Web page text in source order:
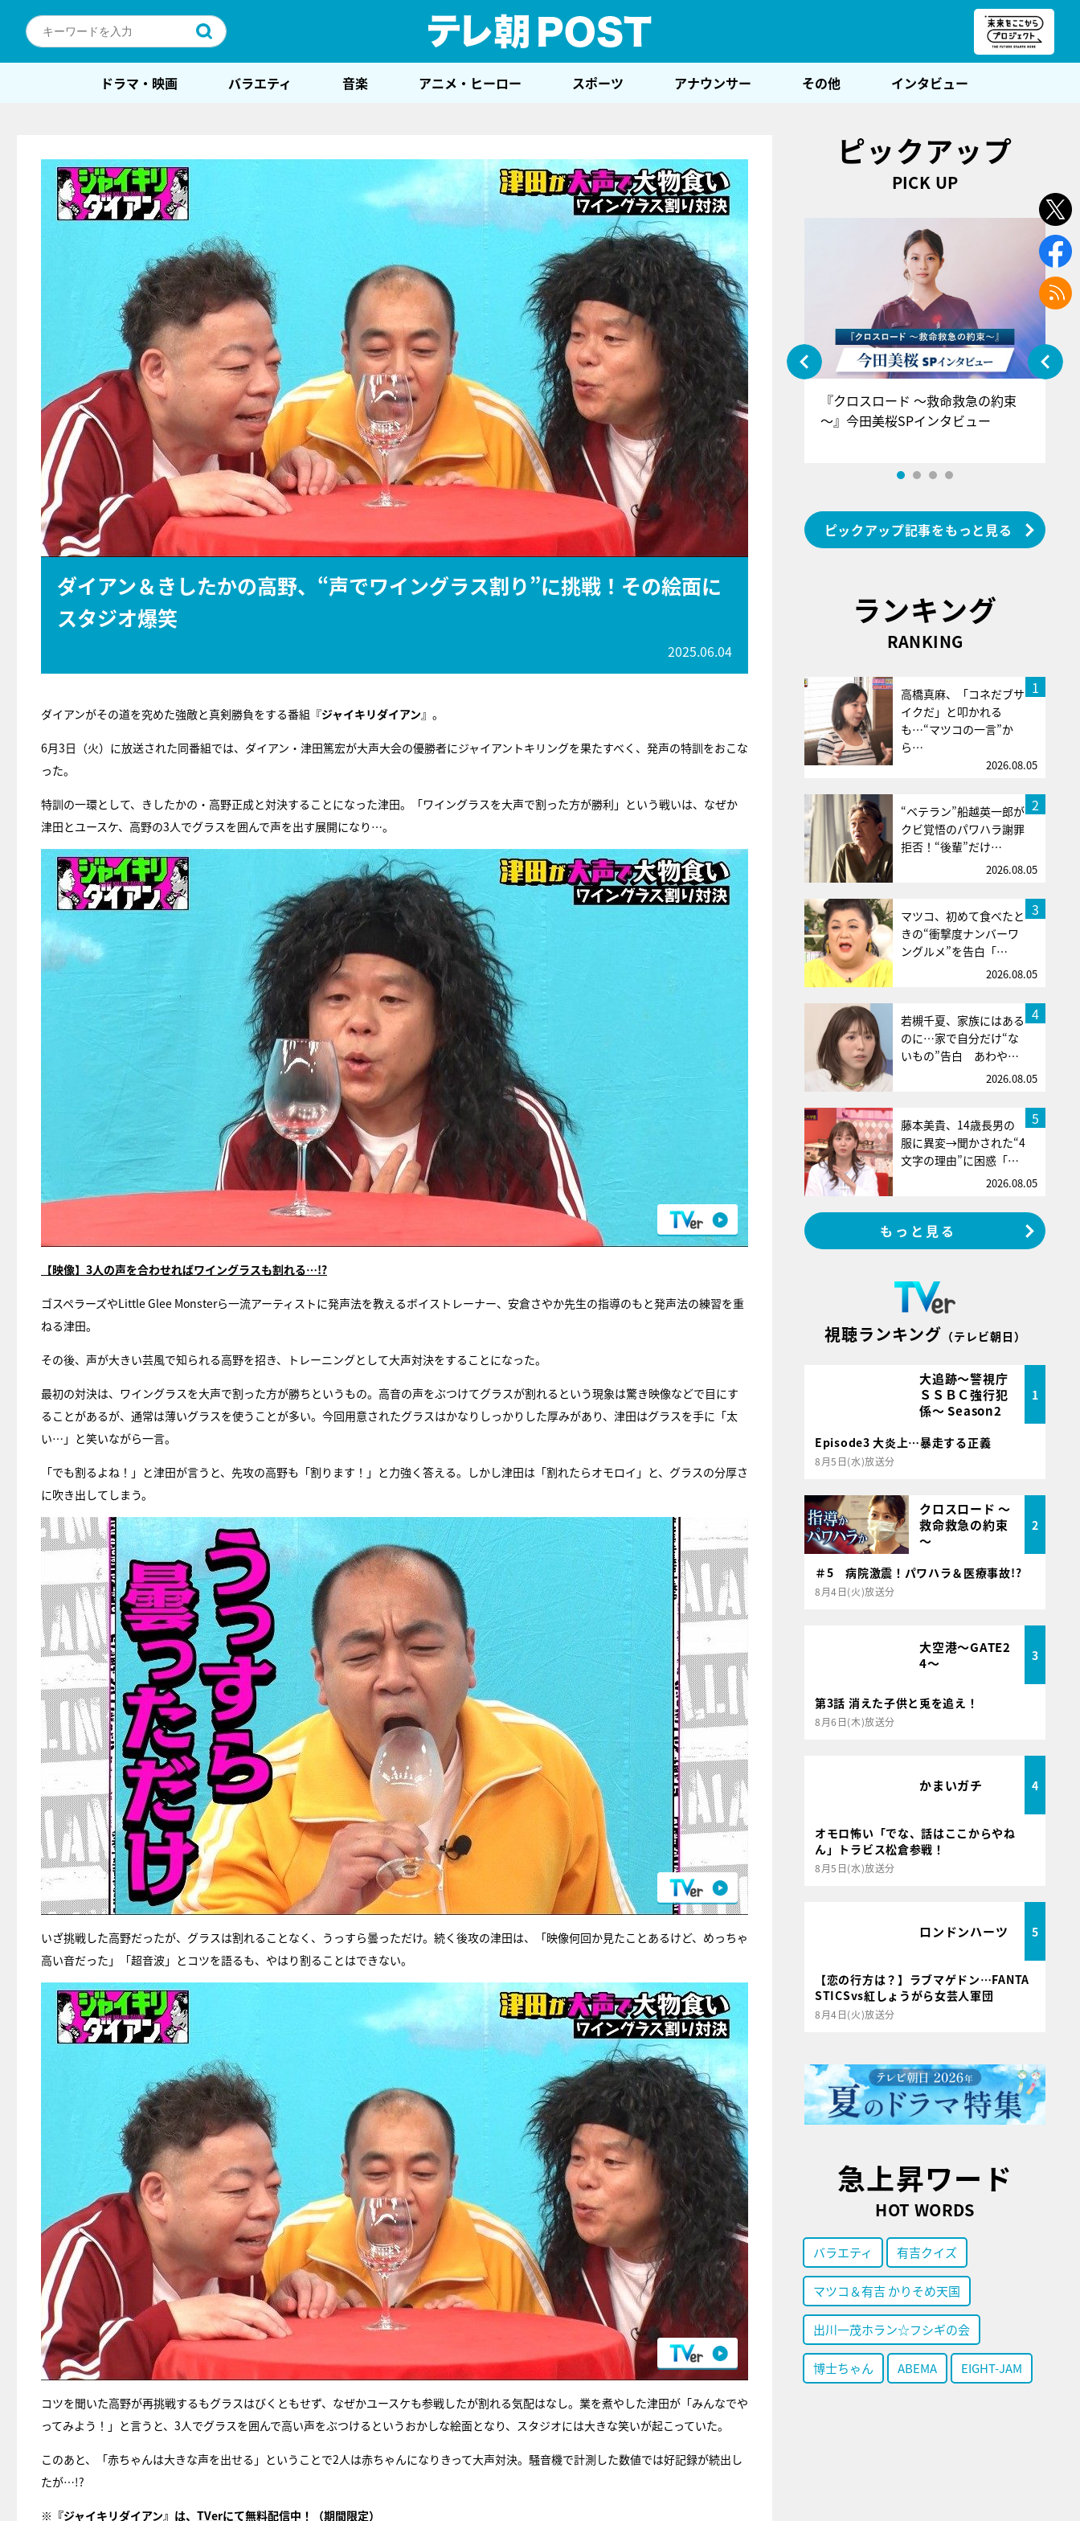
ドラマ・映画 バラエティ 音楽 アニメ・ヒーロー スポーツ アナウンサー その他 インタビュー
ダイアン＆きしたかの高野、“声でワイングラス割り”に挑戦！その絵面に
スタジオ爆笑
2025.06.04
ダイアンがその道を究めた強敵と真剣勝負をする番組『ジャイキリダイアン』。
6月3日（火）に放送された同番組では、ダイアン・津田篤宏が大声大会の優勝者にジャイアントキリングを果たすべく、発声の特訓をおこな
った。
特訓の一環として、きしたかの・高野正成と対決することになった津田。「ワイングラスを大声で割った方が勝利」という戦いは、なぜか
津田とユースケ、高野の3人でグラスを囲んで声を出す展開になり…。
【映像】3人の声を合わせればワイングラスも割れる…!?
ゴスペラーズやLittle Glee Monsterら一流アーティストに発声法を教えるボイストレーナー、安倉さやか先生の指導のもと発声法の練習を重
ねる津田。
その後、声が大きい芸風で知られる高野を招き、トレーニングとして大声対決をすることになった。
最初の対決は、ワイングラスを大声で割った方が勝ちというもの。高音の声をぶつけてグラスが割れるという現象は驚き映像などで目にす
ることがあるが、通常は薄いグラスを使うことが多い。今回用意されたグラスはかなりしっかりした厚みがあり、津田はグラスを手に「太
い…」と笑いながら一言。
「でも割るよね！」と津田が言うと、先攻の高野も「割ります！」と力強く答える。しかし津田は「割れたらオモロイ」と、グラスの分厚さ
に吹き出してしまう。
いざ挑戦した高野だったが、グラスは割れることなく、うっすら曇っただけ。続く後攻の津田は、「映像何回か見たことあるけど、めっちゃ
高い音だった」「超音波」とコツを語るも、やはり割ることはできない。
コツを聞いた高野が再挑戦するもグラスはびくともせず、なぜかユースケも参戦したが割れる気配はなし。業を煮やした津田が「みんなでや
ってみよう！」と言うと、3人でグラスを囲んで高い声をぶつけるというおかしな絵面となり、スタジオには大きな笑いが起こっていた。
このあと、「赤ちゃんは大きな声を出せる」ということで2人は赤ちゃんになりきって大声対決。騒音機で計測した数値では好記録が続出し
たが…!?
※『ジャイキリダイアン』は、 TVerにて無料配信中 ！（期間限定）
ピックアップ
PICK UP
『アイ＝ラブ！げーみんぐ』＝LOV
E齋藤樹愛羅＆佐々木舞香SPインタ
ビュー
『クロスロード ～救命救急の約束
～』今田美桜SPインタビュー
ピックアップ記事をもっと見る
ランキング
RANKING
1
高橋真麻、「コネだブサ
イクだ」と叩かれる
も…“マツコの一言”か
ら…
2026.08.05
2
“ベテラン”船越英一郎が
クビ覚悟のパワハラ謝罪
拒否！“後輩”だけ…
2026.08.05
3
マツコ、初めて食べたと
きの“衝撃度ナンバーワ
ングルメ”を告白「…
2026.08.05
4
若槻千夏、家族にはある
のに…家で自分だけ“な
いもの”告白 あわや…
2026.08.05
5
藤本美貴、14歳長男の
服に異変→聞かされた“4
文字の理由”に困惑「…
2026.08.05
もっと見る
視聴ランキング （テレビ朝日）
大追跡～警視庁
ＳＳＢＣ強行犯
係～ Season2
1
Episode3 大炎上…暴走する正義
8月5日(水)放送分
クロスロード ～
救命救急の約束
～
2
＃5 病院激震！パワハラ＆医療事故!?
8月4日(火)放送分
大空港～GATE2
4～
3
第3話 消えた子供と兎を追え！
8月6日(木)放送分
かまいガチ 4
オモロ怖い「でな、話はここからやね
ん」トラビス松倉参戦！
8月5日(水)放送分
ロンドンハーツ 5
【恋の行方は？】ラブマゲドン…FANTA
STICSvs紅しょうがら女芸人軍団
8月4日(火)放送分
急上昇ワード
HOT WORDS
バラエティ 有吉クイズ
マツコ＆有吉 かりそめ天国
出川一茂ホラン☆フシギの会
博士ちゃん ABEMA EIGHT-JAM